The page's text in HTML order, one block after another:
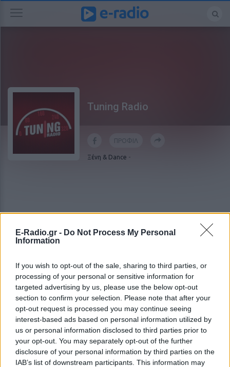
E-Radio.gr - Do Not Process My Personal
Information
If you wish to opt-out of the sale, sharing to third parties, or
processing of your personal or sensitive information for
targeted advertising by us, please use the below opt-out
section to confirm your selection. Please note that after your
opt-out request is processed you may continue seeing
interest-based ads based on personal information utilized by
us or personal information disclosed to third parties prior to
your opt-out. You may separately opt-out of the further
disclosure of your personal information by third parties on the
IAB’s list of downstream participants. This information may
Tuning Radio
ΠΡΟΦΙΛ
Ξένη & Dance -
ΣΗΜΕΡΑ ΡΟΗ ΠΟΛΙΤΙΣΜΟΣ
LIFESTYLE
Νοσηλεύτρια πήγε κομμωτήριο πρώτη φορά
μετά από 4 χρόνια – Η απίθανη μεταμόρφωσή
της έγινε viral